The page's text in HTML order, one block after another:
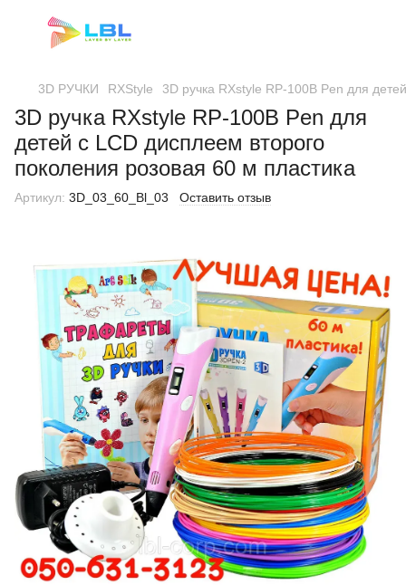
3D РУЧКИ RXStyle 3D ручка RXstyle RP-100B Pen для
3D ручка RXstyle RP-100B Pen для
детей с LCD дисплеем второго
поколения розовая 60 м пластика
Артикул: 3D_03_60_Bl_03 Оставить отзыв